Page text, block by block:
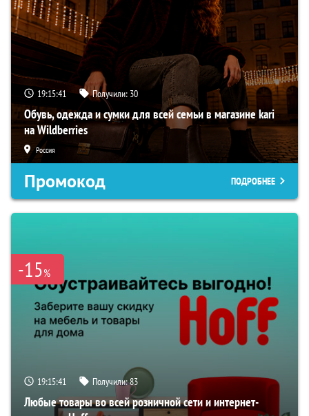
19:15:40 Получили: 30
Обувь, одежда и сумки для всей семьи в магазине kari
на Wildberries
Россия
Промокод ПОДРОБНЕЕ
-15%
19:15:40 Получили:83
Любые товары во всей розничной сети и интернет-